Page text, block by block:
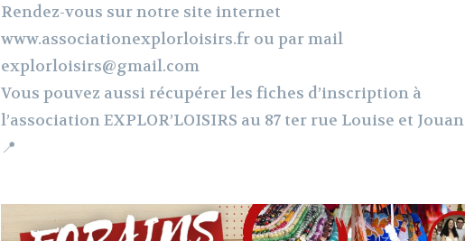
Rendez-vous sur notre site internet
www.associationexplorloisirs.fr ou par mail
explorloisirs@gmail.com
Vous pouvez aussi récupérer les fiches d’inscription à
l’association EXPLOR’LOISIRS au 87 ter rue Louise et Jouan
📍